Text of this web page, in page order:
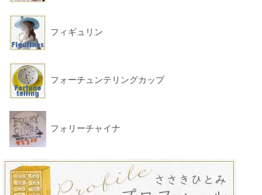
フィギュリン
フォーチュンテリングカップ
フォリーチャイナ